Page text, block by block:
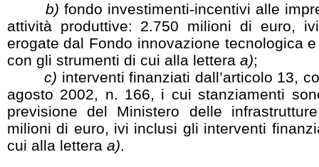
b) fondo investimenti-incentivi alle
attività produttive: 2.750 milioni di euro,
erogate dal Fondo innovazione tecnologica
con gli strumenti di cui alla lettera a);
c) interventi finanziati dall’articolo 13,
agosto 2002, n. 166, i cui stanziamenti
previsione del Ministero delle
milioni di euro, ivi inclusi gli interventi
cui alla lettera a).